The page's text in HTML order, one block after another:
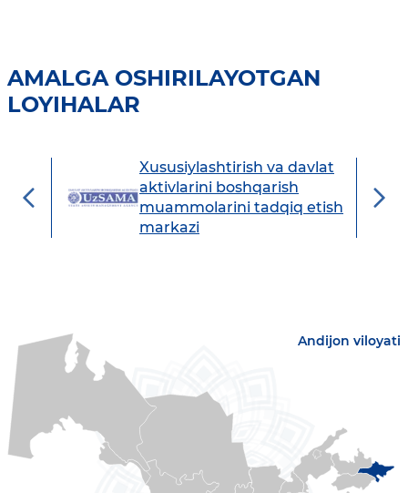
AMALGA OSHIRILAYOTGAN
LOYIHALAR
Xususiylashtirish va davlat
aktivlarini boshqarish
muammolarini tadqiq etish
markazi
Andijon viloyati